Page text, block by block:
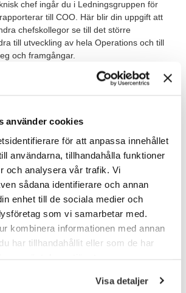
använder cookies
för att anpassa innehållet
användarna, tillhandahålla funktioner
och analysera vår trafik. Vi
sådana identifierare och annan
enhet till de sociala medier och
som vi samarbetar med.
kombinera informationen med annan
har tillhandahållit eller som de har
Visa detaljer
chef ingår du i Ledningsgruppen för
till COO. Här blir din uppgift att
chefskollegor se till det större
till utveckling av hela Operations och till
och framgångar.
grund och med erfarenhet av
eller produktionsteknisk chef
av att leverera i en intensiv
som du bidrar med stark strategisk och
något annat behöver du förstå att
och troligtvis olik något annat du har varit
världsklass krävs fokus på detaljerna,